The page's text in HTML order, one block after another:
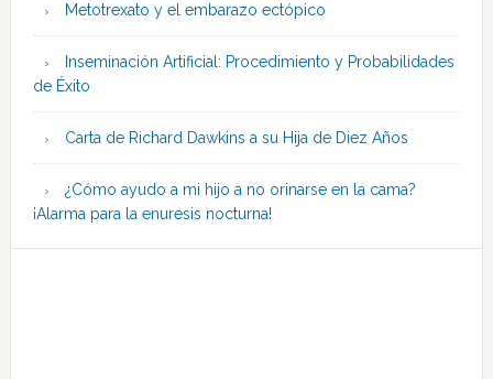
Metotrexato y el embarazo ectópico
Inseminación Artificial: Procedimiento y Probabilidades
de Éxito
Carta de Richard Dawkins a su Hija de Diez Años
¿Cómo ayudo a mi hijo a no orinarse en la cama?
¡Alarma para la enuresis nocturna!